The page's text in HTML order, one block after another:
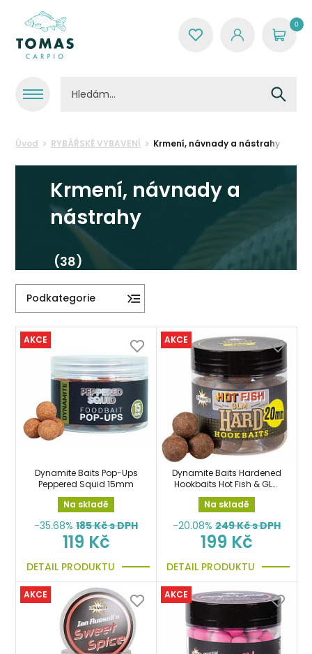
0
Úvod RYBÁŘSKÉ VYBAVENÍ Krmení, návnady a nástrahy
Krmení, návnady a
nástrahy
(38)
Podkategorie
AKCE
Dynamite Baits Pop-Ups
Peppered Squid 15mm
Na skladě
-35.68% 185Kč s DPH
119 Kč
DETAIL PRODUKTU
AKCE
Dynamite Baits Hardened
Hookbaits Hot Fish & GLM
20mm
Na skladě
-20.08% 249Kč s DPH
199 Kč
DETAIL PRODUKTU
AKCE AKCE